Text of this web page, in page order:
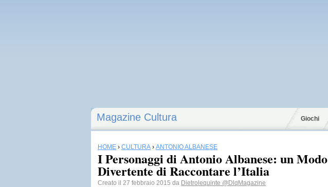
Magazine Cultura Giochi
HOME › CULTURA › ANTONIO ALBANESE
I Personaggi di Antonio Albanese: un Modo
Divertente di Raccontare l’Italia
Creato il 27 febbraio 2015 da Dietrolequinte @DlqMagazine